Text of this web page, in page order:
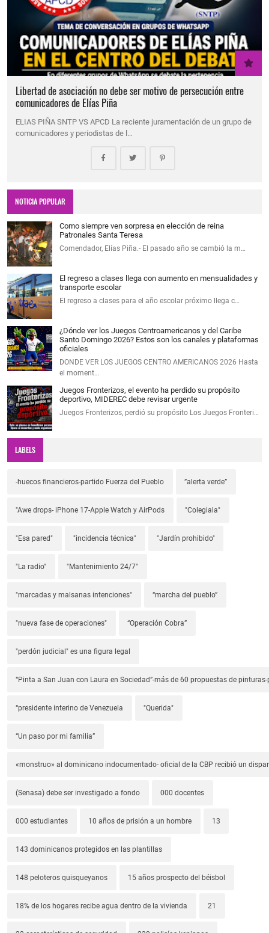
Libertad de asociación no debe ser motivo de persecución entre
comunicadores de Elías Piña
ELIAS PIÑA SNTP VS APCD La reciente juramentación de un grupo de
comunicadores y periodistas de l…
NOTICIA POPULAR
Como siempre ven sorpresa en elección de reina
Patronales Santa Teresa
Comendador, Elías Piña.- El pasado año se cambió la m…
El regreso a clases llega con aumento en mensualidades y
transporte escolar
El regreso a clases para el año escolar próximo llega c…
¿Dónde ver los Juegos Centroamericanos y del Caribe
Santo Domingo 2026? Estos son los canales y plataformas
oficiales
DONDE VER LOS JUEGOS CENTRO AMERICANOS 2026 Hasta
el moment…
Juegos Fronterizos, el evento ha perdido su propósito
deportivo, MIDEREC debe revisar urgente
Juegos Fronterizos, perdió su propósito Los Juegos Fronteri…
LABELS
-huecos financieros-partido Fuerza del Pueblo ”alerta verde”
"Awe drops- iPhone 17-Apple Watch y AirPods "Colegiala"
"Esa pared" "incidencia técnica" "Jardín prohibido"
"La radio" "Mantenimiento 24/7"
"marcadas y malsanas intenciones" “marcha del pueblo”
"nueva fase de operaciones" “Operación Cobra”
"perdón judicial" es una figura legal
“Pinta a San Juan con Laura en Sociedad”-más de 60 propuestas de
“presidente interino de Venezuela "Querida"
“Un paso por mi familia”
«monstruo» al dominicano indocumentado- oficial de la CBP recibió un
(Senasa) debe ser investigado a fondo 000 docentes
000 estudiantes 10 años de prisión a un hombre 13
143 dominicanos protegidos en las plantillas
148 peloteros quisqueyanos 15 años prospecto del béisbol
18% de los hogares recibe agua dentro de la vivienda 21